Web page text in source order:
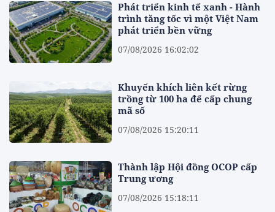
Phát triển kinh tế xanh - Hành
trình tăng tốc vì một Việt Nam
phát triển bền vững
07/08/2026 16:02:02
Khuyến khích liên kết rừng
trồng từ 100 ha để cấp chung
mã số
07/08/2026 15:20:11
Thành lập Hội đồng OCOP cấp
Trung ương
07/08/2026 15:18:11